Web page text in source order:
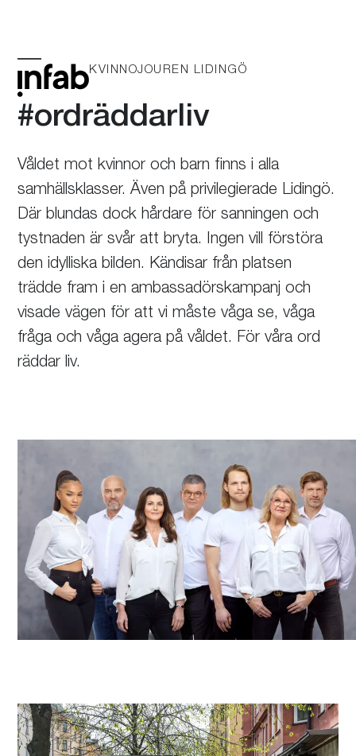
Öppna
mobilmeny
Stäng
mobilmeny
KVINNOJOUREN LIDINGÖ
#ordräddarliv
Våldet mot kvinnor och barn finns i alla
samhällsklasser. Även på privilegierade Lidingö.
Där blundas dock hårdare för sanningen och
tystnaden är svår att bryta. Ingen vill förstöra
den idylliska bilden. Kändisar från platsen
trädde fram i en ambassadörskampanj och
visade vägen för att vi måste våga se, våga
fråga och våga agera på våldet. För våra ord
räddar liv.